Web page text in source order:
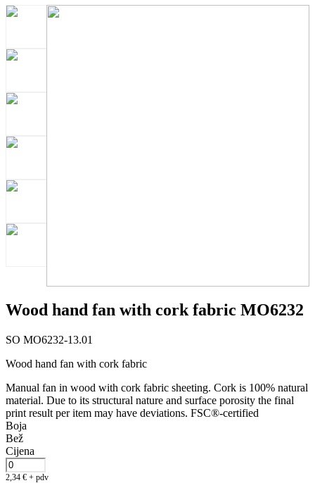
Wood hand fan with cork fabric MO6232
SO MO6232-13.01
Wood hand fan with cork fabric
Manual fan in wood with cork fabric sheeting. Cork is 100% natural
material. Due to its structural nature and surface porosity the final
print result per item may have deviations. FSC®-certified
Boja
Bež
Cijena
2,34 € + pdv